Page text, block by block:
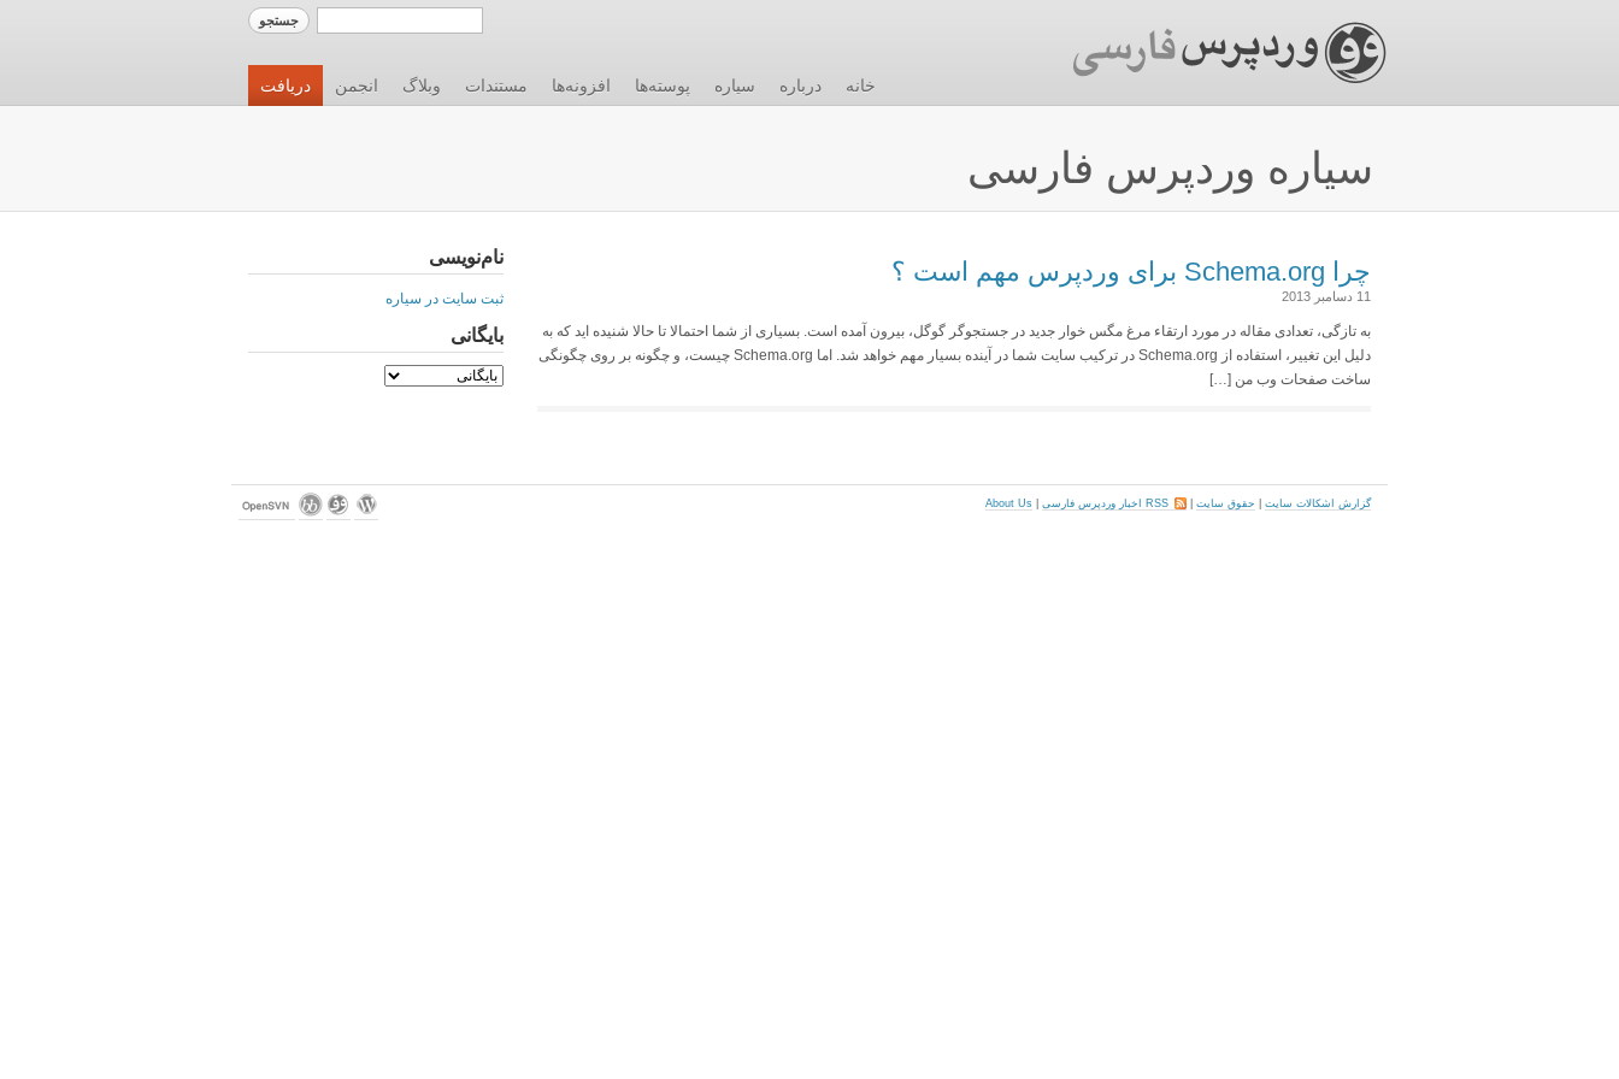
دریافت انجمن وبلاگ مستندات افزونه‌ها پوسته‌ها سیاره درباره خانه
سیاره وردپرس فارسی
چرا Schema.org برای وردپرس مهم است ؟
11 دسامبر 2013
به تازگی، تعدادی مقاله در مورد ارتقاء مرغ مگس خوار جدید در جستجوگر گوگل، بیرون آمده است. بسیاری از شما احتمالا تا حالا شنیده اید که به
دلیل این تغییر، استفاده از Schema.org در ترکیب سایت شما در آینده بسیار مهم خواهد شد. اما Schema.org چیست، و چگونه بر روی چگونگی
ساخت صفحات وب من […]
نام‌نویسی
ثبت سایت در سیاره
بایگانی
گزارش اشکالات سایت حقوق سایت RSS اخبار وردپرس فارسی About Us